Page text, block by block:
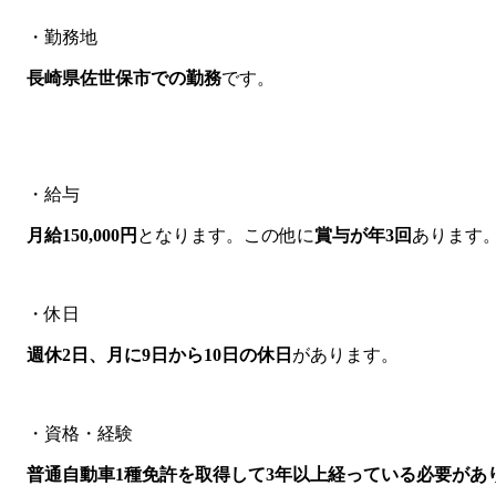
・勤務地
長崎県佐世保市での勤務です。
・給与
月給150,000円 となります。この他に賞与が年3回 あります。
・休日
週休2日、月に9日から10日の休日 があります。
・資格・経験
普通自動車1種免許を取得して3年以上経っている必要があ